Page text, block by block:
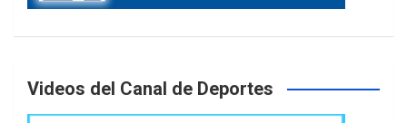
Videos del Canal de Deportes